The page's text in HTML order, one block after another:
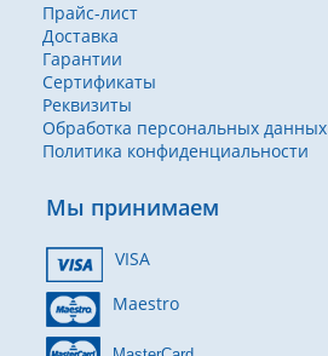
Прайс-лист
Доставка
Гарантии
Сертификаты
Реквизиты
Обработка персональных данных
Политика конфиденциальности
Мы принимаем
VISA
Maestro